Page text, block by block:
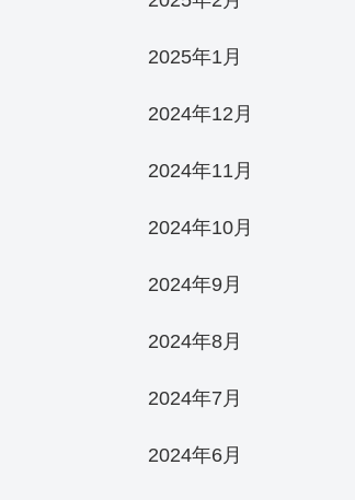
2025年1月
2024年12月
2024年11月
2024年10月
2024年9月
2024年8月
2024年7月
2024年6月